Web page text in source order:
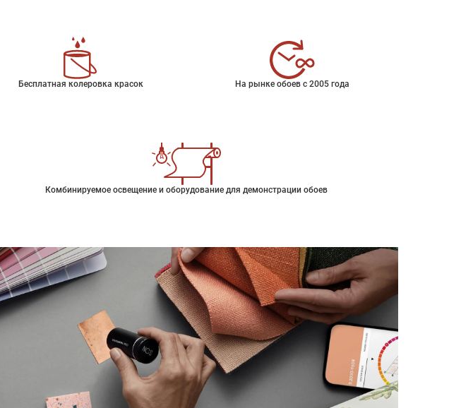
Бесплатная колеровка красок На рынке обоев с 2005 года
Комбинируемое освещение и оборудование для демонстрации обоев